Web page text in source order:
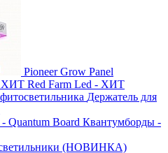
Pioneer Grow Panel
Red Farm Led - ХИТ
Держатель для
Квантумборды -